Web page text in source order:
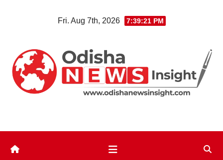
Fri. Aug 7th, 2026 7:39:22 PM